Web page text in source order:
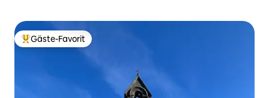
Beliebter Gäste-Favorit.
Gäste-Favorit